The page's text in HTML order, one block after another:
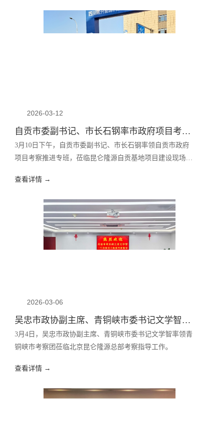
2026-03-12
自贡市委副书记、市长石钢率市政府项目考察推进专班莅临昆仑隆源自贡基地调研！
3月10日下午，自贡市委副书记、市长石钢率领自贡市政府
项目考察推进专班，莅临昆仑隆源自贡基地项目建设现场考
查看详情 →
2026-03-06
吴忠市政协副主席、青铜峡市委书记文学智率考察团到访昆仑隆源北京总部 共谋产业合作新机遇！
3月4日，吴忠市政协副主席、青铜峡市委书记文学智率领青
铜峡市考察团莅临北京昆仑隆源总部考察指导工作。
查看详情 →